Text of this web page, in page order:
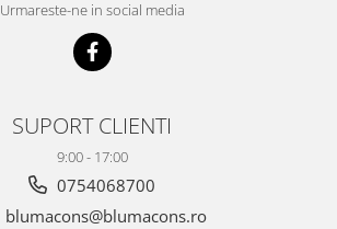
Urmareste-ne in social media
SUPORT CLIENTI
9:00 - 17:00
0754068700
blumacons@blumacons.ro